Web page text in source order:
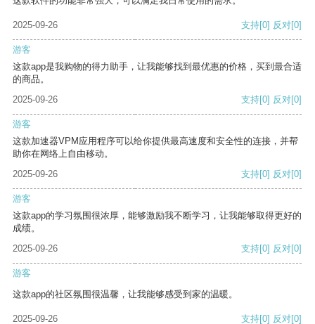
2025-09-26 支持[0] 反对[0]
游客
这款app是我购物的得力助手，让我能够找到最优惠的价格，买到最合适
的商品。
2025-09-26
支持[0] 反对[0]
游客
这款加速器VPM应用程序可以给你提供最高速度和安全性的连接，并帮
助你在网络上自由移动。
2025-09-26
支持[0] 反对[0]
游客
这款app的学习氛围很浓厚，能够激励我不断学习，让我能够取得更好的
成绩。
2025-09-26
支持[0] 反对[0]
游客
这款app的社区氛围很温馨，让我能够感受到家的温暖。
2025-09-26 支持[0] 反对[0]